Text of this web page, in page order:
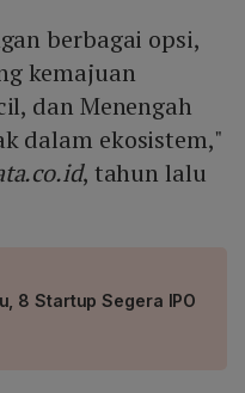
berbagai opsi,
kemajuan
dan Menengah
dalam ekosistem,"
, tahun lalu
8 Startup Segera IPO